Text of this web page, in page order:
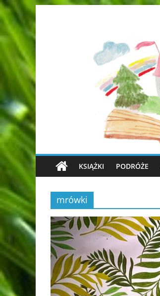
KSIĄŻKI PODRÓŻE
mrówki